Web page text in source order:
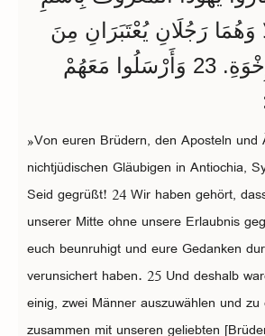
وَهُمَا رَجُلَانِ يُعْتَبَرَانِ مِنَ
الْقَادَةِ بَيْنَ الْإِخْوَةِ. 23 وَأَرْسَلُوا مَعَهُمْ
»Von euren Brüdern, den Aposteln und
nichtjüdischen Gläubigen in Antiochia,
Seid gegrüßt! 24 Wir haben gehört,
unserer Mitte ohne unsere Erlaubnis
euch beunruhigt und eure Gedanken
verunsichert haben. 25 Und deshalb
einig, zwei Männer auszuwählen und
zusammen mit unseren geliebten